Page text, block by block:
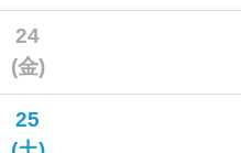
24
(金)
25